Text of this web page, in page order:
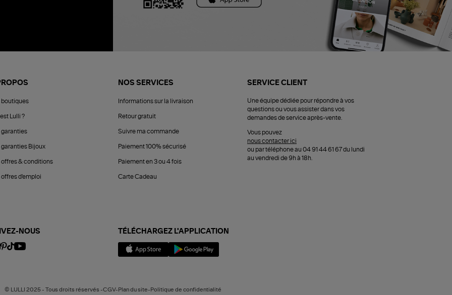
boutiques
Lulli ?
garanties
garanties Bijoux
offres & conditions
offres d'emploi
NOS SERVICES
Informations sur la livraison
Retour gratuit
Suivre ma commande
Paiement 100% sécurisé
Paiement en 3 ou 4 fois
Carte Cadeau
SERVICE CLIENT
Une équipe dédiée pour répondre à vos
questions ou vous assister dans vos
demandes de service après-vente.
Vous pouvez
nous contacter ici
ou par téléphone au 04 91 44 61 67 du lundi
au vendredi de 9h à 18h.
NOUS TÉLÉCHARGEZ L'APPLICATION
© LULLI 2025 - Tous droits réservés -CGV-Plan du site-Politique de confidentialité